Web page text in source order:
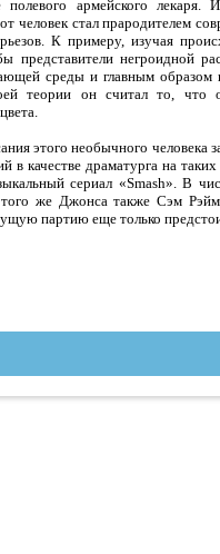
армейского лекаря.
человек стал прародителем
К примеру, изучая
представители негроидной
среды и главным образом
теории он считал то,
этого необычного человека
качестве драматурга на
сериал «Smash». В
же Джонса также Сэм
партию еще только